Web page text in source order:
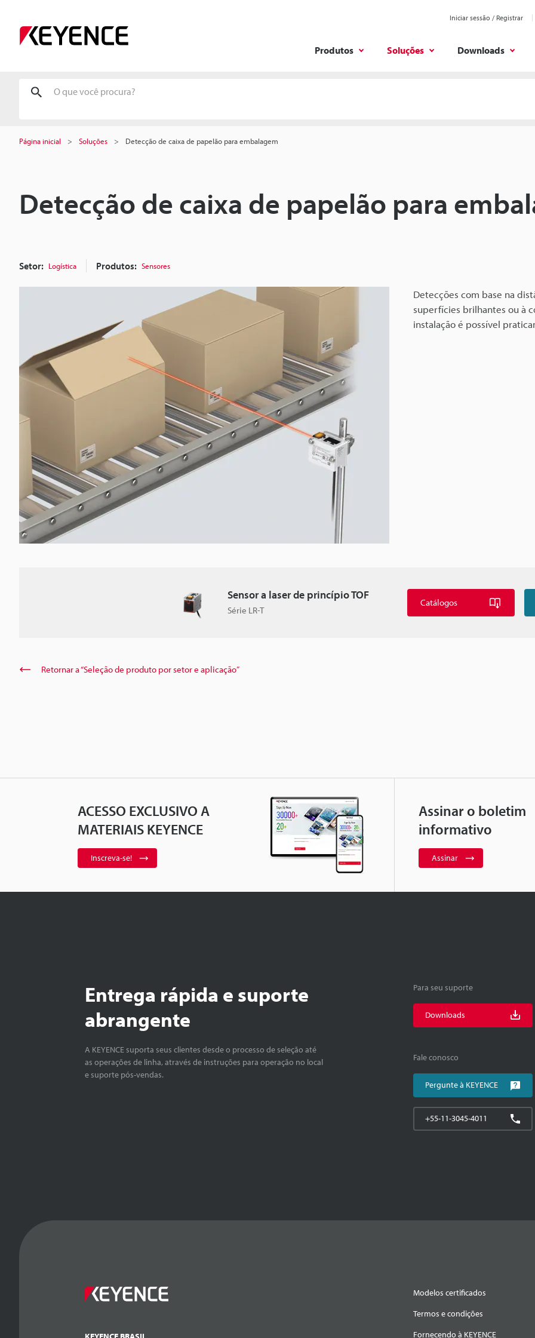
Iniciar sessão / Registrar
Produtos Soluções Downloads
Página inicial Soluções Detecção de caixa de papelão para embalagem
Detecção de caixa de papelão para
Setor: Logística Produtos: Sensores
Detecções com base na
superfícies brilhantes ou à
instalação é possível
Sensor a laser de princípio TOF
Série LR-T
Catálogos
Retornar a “Seleção de produto por setor e aplicação”
ACESSO EXCLUSIVO A
MATERIAIS KEYENCE
Inscreva-se!
Assinar o boletim
informativo
Assinar
Entrega rápida e suporte
abrangente
A KEYENCE suporta seus clientes desde o processo de seleção até
as operações de linha, através de instruções para operação no local
e suporte pós-vendas.
Para seu suporte
Downloads
Fale conosco
Pergunte à KEYENCE
+55-11-3045-4011
Modelos certificados
Termos e condições
Fornecendo à KEYENCE